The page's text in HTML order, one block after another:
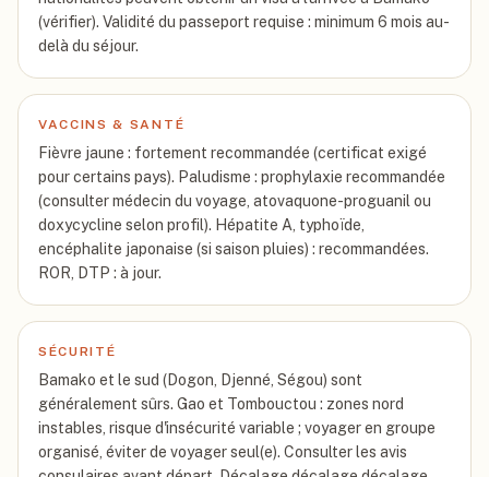
(vérifier). Validité du passeport requise : minimum 6 mois au-
delà du séjour.
VACCINS & SANTÉ
Fièvre jaune : fortement recommandée (certificat exigé
pour certains pays). Paludisme : prophylaxie recommandée
(consulter médecin du voyage, atovaquone-proguanil ou
doxycycline selon profil). Hépatite A, typhoïde,
encéphalite japonaise (si saison pluies) : recommandées.
ROR, DTP : à jour.
SÉCURITÉ
Bamako et le sud (Dogon, Djenné, Ségou) sont
généralement sûrs. Gao et Tombouctou : zones nord
instables, risque d'insécurité variable ; voyager en groupe
organisé, éviter de voyager seul(e). Consulter les avis